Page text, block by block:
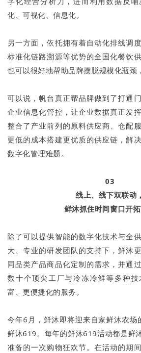
化、可视化、信息化。
另一方面，依托拥有着自动化排线调
标准化链路溯源等优势的全国化餐饮
也可以很好地帮助品牌摆脱规模化瓶颈
可以说，帆台真正帮品牌做到了打通
企业信息化管控，让企业数据真正发
整合了产业前列的原料供应商、仓配
更低的成本搭建更优质的供应链，解
数字化管理难题。
03
线上、线下双联动，
鲜沐抓住时间窗口开
除了可以提供智能的数字化技术与全
大、专业的研发团队的支持下，鲜沐
同品类产品商品化定制的需求，并通
数十个顶尖工厂与冷冻冷鲜等多种
富、更便捷化的服务。
今年6月，鲜沐即将迎来自家鲜沐农
鲜沐619。每年的鲜沐619活动都是鲜
准备的一次购物狂欢节。在活动的期